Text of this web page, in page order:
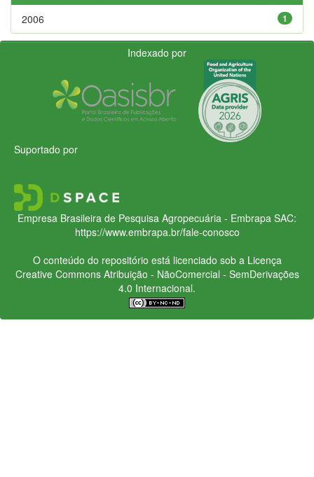
1
2006
Indexado por
Suportado por
Empresa Brasileira de Pesquisa Agropecuária - Embrapa SAC:
https://www.embrapa.br/fale-conosco
O conteúdo do repositório está licenciado sob a Licença
Creative CommonsAtribuição - NãoComercial - SemDerivações
4.0 Internacional.